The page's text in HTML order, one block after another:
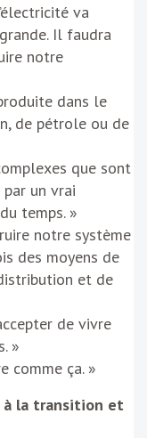
va
Il faudra
notre
dans le
de pétrole ou de
que sont
un vrai
temps. »
notre système
des moyens de
et de
de vivre
»
comme ça. »
à la transition et